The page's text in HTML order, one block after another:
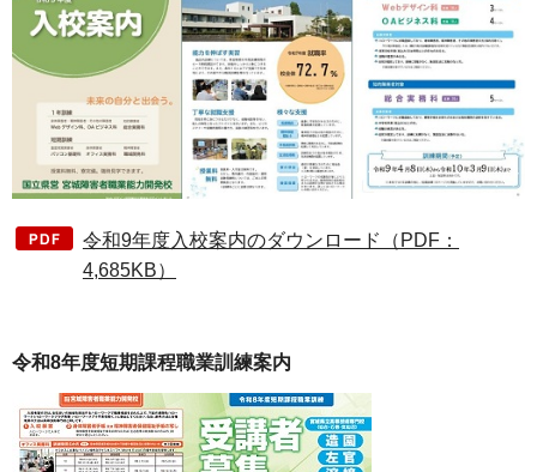
令和9年度入校案内のダウンロード（PDF：
4,685KB）
令和8年度短期課程職業訓練案内